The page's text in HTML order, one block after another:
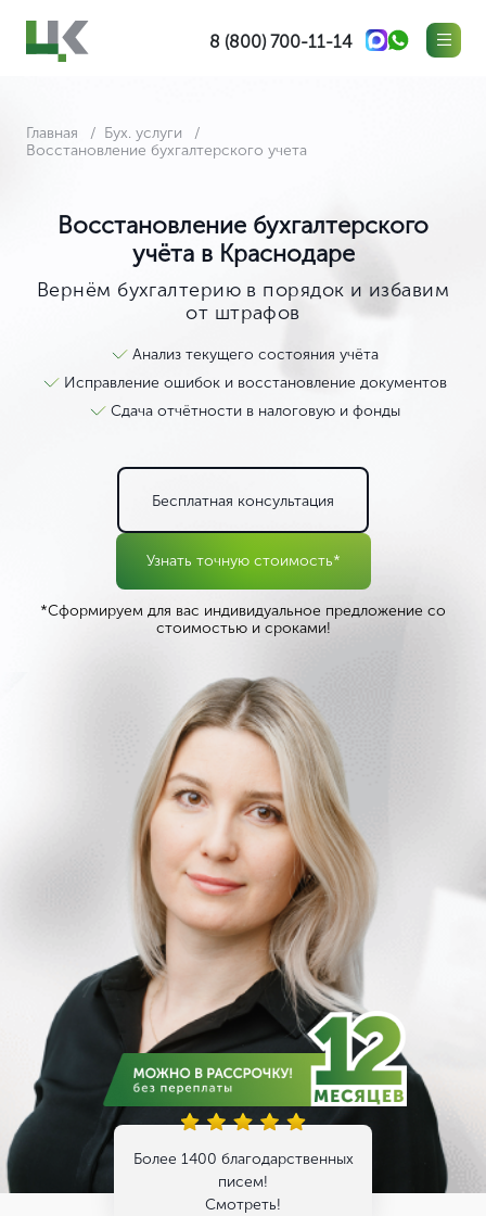
8 (800) 700-11-14
Главная
Бух. услуги
Восстановление бухгалтерского учета
Восстановление бухгалтерского
учёта в Краснодаре
Вернём бухгалтерию в порядок и избавим
от штрафов
Анализ текущего состояния учёта
Исправление ошибок и восстановление документов
Сдача отчётности в налоговую и фонды
Бесплатная консультация
Узнать точную стоимость*
*Сформируем для вас индивидуальное предложение со
стоимостью и сроками!
Более 1400 благодарственных
писем!
Смотреть!